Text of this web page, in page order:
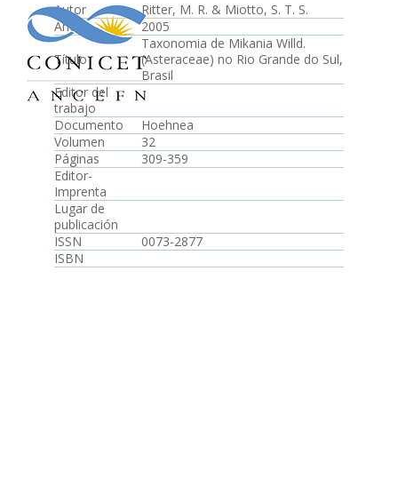
Autor
Ritter, M. R. & Miotto, S. T. S.
Año
2005
Título
Taxonomia de Mikania Willd.
(Asteraceae) no Rio Grande do Sul,
Brasil
Editor del
trabajo
Documento
Hoehnea
Volumen
32
Páginas
309-359
Editor-
Imprenta
Lugar de
publicación
ISSN
0073-2877
ISBN